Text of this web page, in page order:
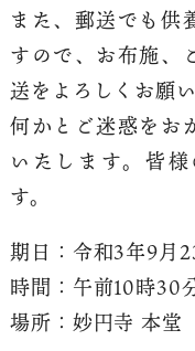
また、郵送でも供
すので、お布施、
送をよろしくお願
何かとご迷惑をお
いたします。皆
す。
期日：令和3年9月
時間：午前10時30
場所：妙円寺 本堂